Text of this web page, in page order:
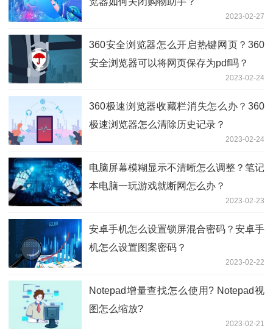
2023-02-27
360安全浏览器怎么开启热键网页？360
安全浏览器可以将网页保存为pdf吗？
2023-02-24
360极速浏览器收藏栏消失怎么办？360
极速浏览器怎么清除历史记录？
2023-02-24
电脑屏幕模糊显示不清晰怎么调整？笔记
本电脑一玩游戏就断网怎么办？
2023-02-23
安卓手机怎么设置锁屏混合密码？安卓手
机怎么设置图案密码？
2023-02-22
Notepad增量查找怎么使用? Notepad视
图怎么缩放?
2023-02-21